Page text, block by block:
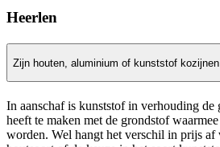
Heerlen
Zijn houten, aluminium of kunststof
In aanschaf is kunststof in verhouding de
heeft te maken met de grondstof
worden. Wel hangt het verschil in prijs af